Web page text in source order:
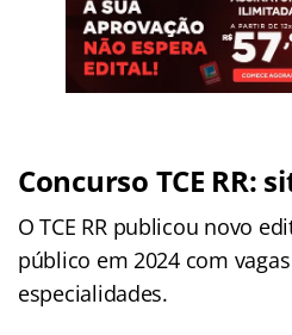
Concurso TCE RR:
O TCE RR publicou novo
público em 2024 com
especialidades.